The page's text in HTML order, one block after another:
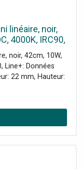
linéaire, noir,
4000K, IRC90,
triphasé 48V
noir, 42cm, 10W,
Line+: Données
22 mm, Hauteur:
48 V, Puissance
10 W,
de rayonnement:
lumineuse: 216